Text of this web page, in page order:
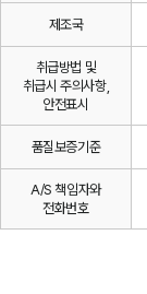
제조국
취급방법 및
취급시 주의사항,
안전표시
품질보증기준
A/S 책임자와
전화번호